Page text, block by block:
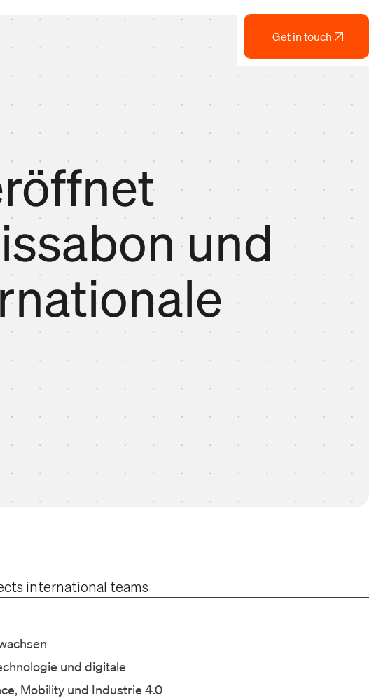
Get in touch
und
international teams
und digitale
Mobility und Industrie 4.0